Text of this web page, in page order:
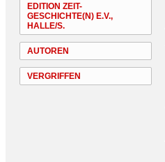
EDITION ZEIT-
GESCHICHTE(N) E.V.,
HALLE/S.
AUTOREN
VERGRIFFEN